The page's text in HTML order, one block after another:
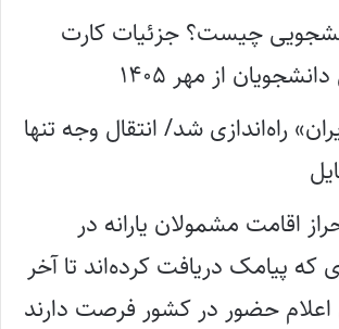
چیست؟ جزئیات کارت
از مهر ۱۴۰۵
راه‌اندازی شد/ انتقال وجه تنها
اقامت مشمولان یارانه در
که پیامک دریافت کرده‌اند تا آخر
اعلام حضور در کشور فرصت دارند